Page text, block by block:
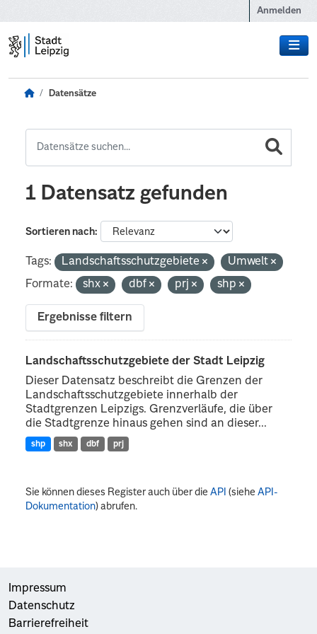
Anmelden
Datensätze
1 Datensatz gefunden
Sortieren nach
Tags: Landschaftsschutzgebiete
Umwelt
Formate:
shx dbf prj shp
Ergebnisse filtern
Landschaftsschutzgebiete der Stadt Leipzig
Dieser Datensatz beschreibt die Grenzen der
Landschaftsschutzgebiete innerhalb der
Stadtgrenzen Leipzigs. Grenzverläufe, die über
die Stadtgrenze hinaus gehen sind an dieser...
shp shx dbf prj
Sie können dieses Register auch über dieAPI (sieheAPI-
Dokumentation) abrufen.
Impressum
Datenschutz
Barrierefreiheit